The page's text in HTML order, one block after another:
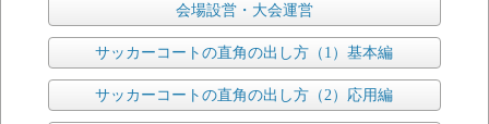
会場設営・大会運営
サッカーコートの直角の出し方（1）基本編
サッカーコートの直角の出し方（2）応用編